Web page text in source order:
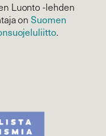
Luonto -lehden
onSuomen
.